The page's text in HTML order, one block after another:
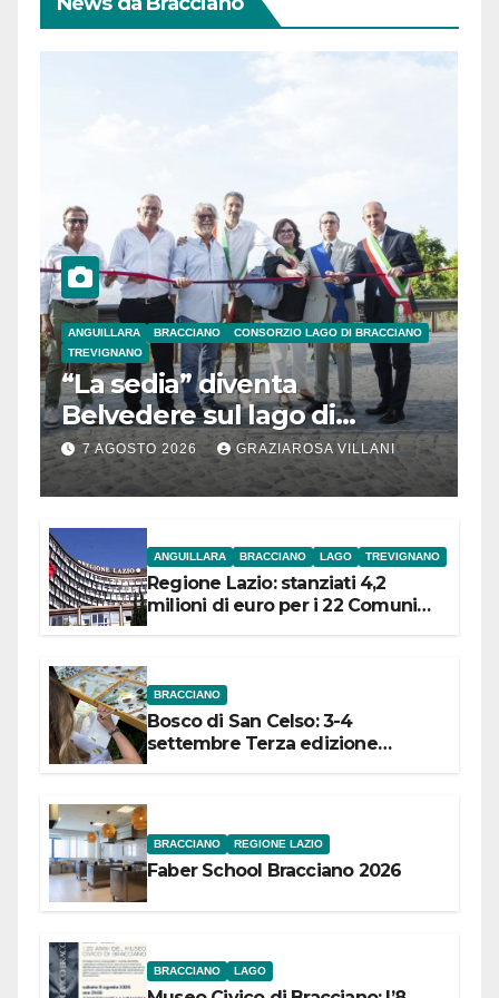
ANGUILLARA BRACCIANO
CONSORZIO LAGO DI BRACCIANO
TREVIGNANO
“La sedia” diventa
Belvedere sul lago di
Bracciano: ieri
l’inaugurazione
7 AGOSTO 2026 GRAZIAROSA VILLANI
ANGUILLARA BRACCIANO LAGO TREVIGNANO
Regione Lazio: stanziati 4,2
milioni di euro per i 22 Comuni
BRACCIANO
Bosco di San Celso: 3-4
settembre Terza edizione
BRACCIANO REGIONE LAZIO
Faber School Bracciano 2026
BRACCIANO LAGO